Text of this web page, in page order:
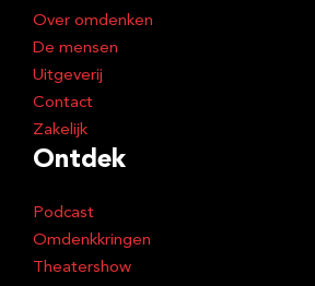
Over omdenken
De mensen
Uitgeverij
Contact
Zakelijk
Ontdek
Podcast
Omdenkkringen
Theatershow